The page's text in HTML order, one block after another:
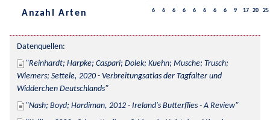
Anzahl Arten 6 6 6 6 6 6 6 6 9 17 20 25
Datenquellen:
Reinhardt; Harpke; Caspari; Dolek; Kuehn; Musche; Trusch;
Wiemers; Settele, 2020 - Verbreitungsatlas der Tagfalter und
Widderchen Deutschlands
Nash; Boyd; Hardiman, 2012 - Ireland's Butterflies - A Review